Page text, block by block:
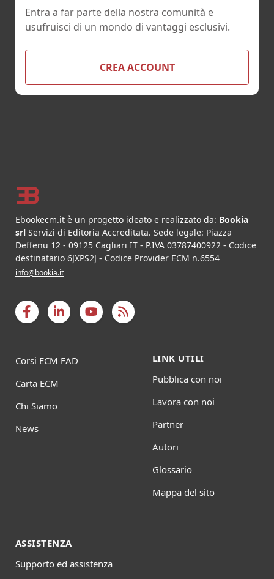
Entra a far parte della nostra comunità e
usufruisci di un mondo di vantaggi esclusivi.
CREA ACCOUNT
Ebookecm.it è un progetto ideato e realizzato da: Bookia
srl Servizi di Editoria Accreditata. Sede legale: Piazza
Deffenu 12 - 09125 Cagliari IT - P.IVA 03787400922 - Codice
destinatario 6JXPS2J - Codice Provider ECM n.6554
info@bookia.it
Corsi ECM FAD
Carta ECM
Chi Siamo
News
LINK UTILI
Pubblica con noi
Lavora con noi
Partner
Autori
Glossario
Mappa del sito
ASSISTENZA
Supporto ed assistenza